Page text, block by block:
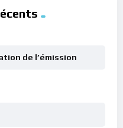
de l’émission